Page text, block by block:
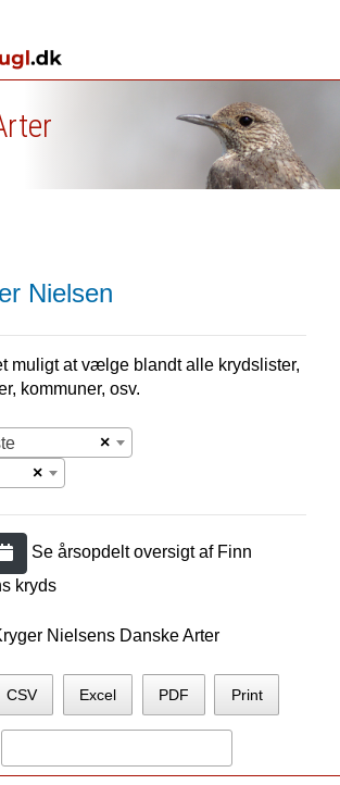
Nielsen
muligt at vælge blandt alle krydslister,
kommuner, osv.
×
×
Se årsopdelt oversigt af Finn
s kryds
Nielsens Danske Arter
CSV Excel PDF Print